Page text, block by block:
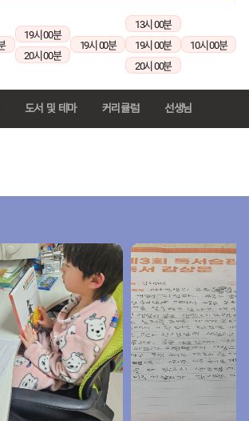
19시 00분
20시 00분
19시 00분
13시 00분
19시 00분
20시 00분
10시 00분
도서 및 테마 커리큘럼 선생님